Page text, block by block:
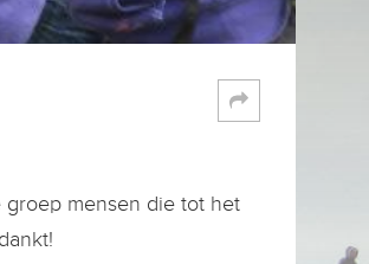
groep mensen die tot het